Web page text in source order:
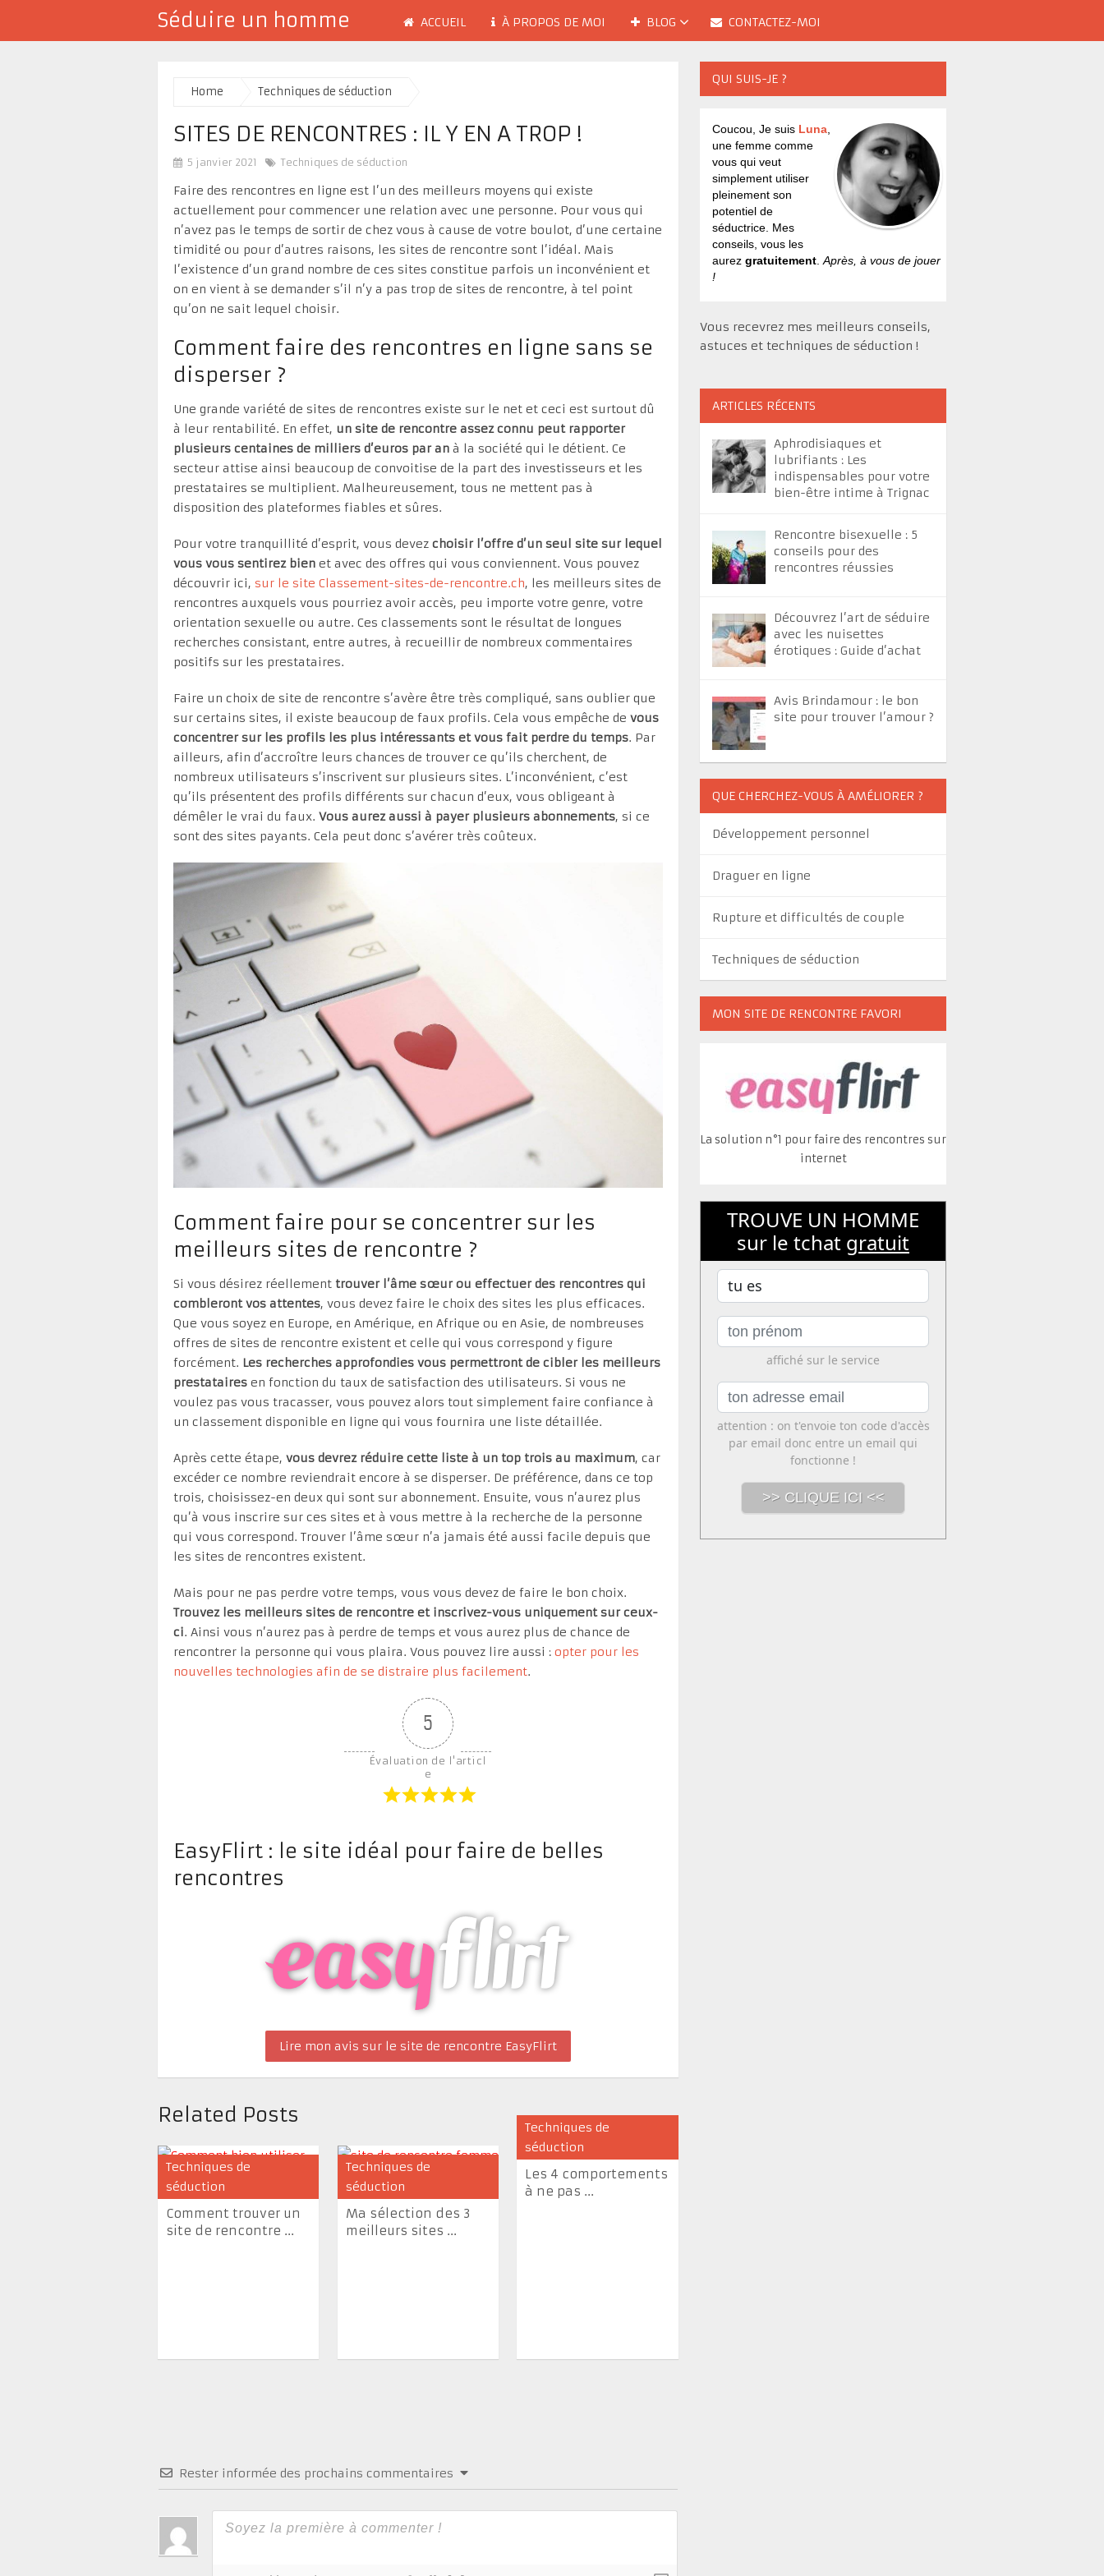
Séduire un homme ACCUEIL À PROPOS DE MOI BLOG CONTACTEZ-MOI
Home Techniques de séduction
SITES DE RENCONTRES : IL Y EN A TROP !
5 janvier 2021 Techniques de séduction
Faire des rencontres en ligne est l’un des meilleurs moyens qui existe
actuellement pour commencer une relation avec une personne. Pour vous qui
n’avez pas le temps de sortir de chez vous à cause de votre boulot, d’une certaine
timidité ou pour d’autres raisons, les sites de rencontre sont l’idéal. Mais
l’existence d’un grand nombre de ces sites constitue parfois un inconvénient et
on en vient à se demander s’il n’y a pas trop de sites de rencontre, à tel point
qu’on ne sait lequel choisir.
Comment faire des rencontres en ligne sans se
disperser ?
Une grande variété de sites de rencontres existe sur le net et ceci est surtout dû
à leur rentabilité. En effet, un site de rencontre assez connu peut rapporter
plusieurs centaines de milliers d’euros par an à la société qui le détient. Ce
secteur attise ainsi beaucoup de convoitise de la part des investisseurs et les
prestataires se multiplient. Malheureusement, tous ne mettent pas à
disposition des plateformes fiables et sûres.
Pour votre tranquillité d’esprit, vous devez choisir l’offre d’un seul site sur lequel
vous vous sentirez bien et avec des offres qui vous conviennent. Vous pouvez
découvrir ici, sur le site Classement-sites-de-rencontre.ch, les meilleurs sites de
rencontres auxquels vous pourriez avoir accès, peu importe votre genre, votre
orientation sexuelle ou autre. Ces classements sont le résultat de longues
recherches consistant, entre autres, à recueillir de nombreux commentaires
positifs sur les prestataires.
Faire un choix de site de rencontre s’avère être très compliqué, sans oublier que
sur certains sites, il existe beaucoup de faux profils. Cela vous empêche de vous
concentrer sur les profils les plus intéressants et vous fait perdre du temps. Par
ailleurs, afin d’accroître leurs chances de trouver ce qu’ils cherchent, de
nombreux utilisateurs s’inscrivent sur plusieurs sites. L’inconvénient, c’est
qu’ils présentent des profils différents sur chacun d’eux, vous obligeant à
démêler le vrai du faux. Vous aurez aussi à payer plusieurs abonnements, si ce
sont des sites payants. Cela peut donc s’avérer très coûteux.
Comment faire pour se concentrer sur les
meilleurs sites de rencontre ?
Si vous désirez réellement trouver l’âme sœur ou effectuer des rencontres qui
combleront vos attentes, vous devez faire le choix des sites les plus efficaces.
Que vous soyez en Europe, en Amérique, en Afrique ou en Asie, de nombreuses
offres de sites de rencontre existent et celle qui vous correspond y figure
forcément. Les recherches approfondies vous permettront de cibler les meilleurs
prestataires en fonction du taux de satisfaction des utilisateurs. Si vous ne
voulez pas vous tracasser, vous pouvez alors tout simplement faire confiance à
un classement disponible en ligne qui vous fournira une liste détaillée.
Après cette étape, vous devrez réduire cette liste à un top trois au maximum, car
excéder ce nombre reviendrait encore à se disperser. De préférence, dans ce top
trois, choisissez-en deux qui sont sur abonnement. Ensuite, vous n’aurez plus
qu’à vous inscrire sur ces sites et à vous mettre à la recherche de la personne
qui vous correspond. Trouver l’âme sœur n’a jamais été aussi facile depuis que
les sites de rencontres existent.
Mais pour ne pas perdre votre temps, vous vous devez de faire le bon choix.
Trouvez les meilleurs sites de rencontre et inscrivez-vous uniquement sur ceux-
ci. Ainsi vous n’aurez pas à perdre de temps et vous aurez plus de chance de
rencontrer la personne qui vous plaira. Vous pouvez lire aussi : opter pour les
nouvelles technologies afin de se distraire plus facilement.
5
Évaluation de l'articl
e
EasyFlirt : le site idéal pour faire de belles
rencontres
Lire mon avis sur le site de rencontre EasyFlirt
Related Posts
Techniques de
séduction
Comment trouver un
site de rencontre ...
Techniques de
séduction
Ma sélection des 3
meilleurs sites ...
Techniques de
séduction
Les 4 comportements
à ne pas ...
Rester informée des prochains commentaires
QUI SUIS-JE ?
Coucou, Je suis Luna
une femme comme
vous qui veut
simplement utiliser
pleinement son
potentiel de
séductrice. Mes
conseils, vous les
aurez gratuitement Après, à vous de jouer
!
Vous recevrez mes meilleurs conseils,
astuces et techniques de séduction !
ARTICLES RÉCENTS
Aphrodisiaques et
lubrifiants : Les
indispensables pour votre
bien-être intime à Trignac
Rencontre bisexuelle : 5
conseils pour des
rencontres réussies
Découvrez l’art de séduire
avec les nuisettes
érotiques : Guide d’achat
Avis Brindamour : le bon
site pour trouver l’amour ?
QUE CHERCHEZ-VOUS À AMÉLIORER ?
Développement personnel
Draguer en ligne
Rupture et difficultés de couple
Techniques de séduction
MON SITE DE RENCONTRE FAVORI
La solution n°1 pour faire des rencontres sur
internet